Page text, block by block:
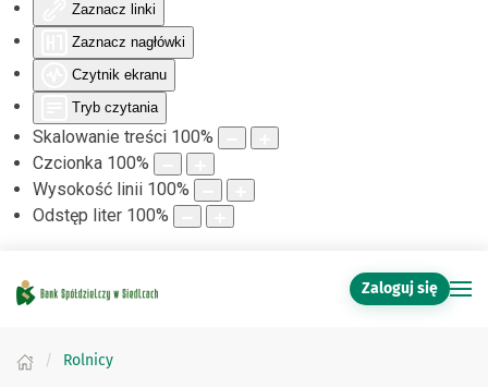
Zaznacz linki
Zaznacz nagłówki
Czytnik ekranu
Tryb czytania
Skalowanie treści 100%
Czcionka 100%
Wysokość linii 100%
Odstęp liter 100%
Zaloguj się
Rolnicy